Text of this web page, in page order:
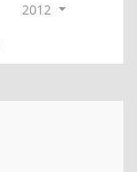
2012